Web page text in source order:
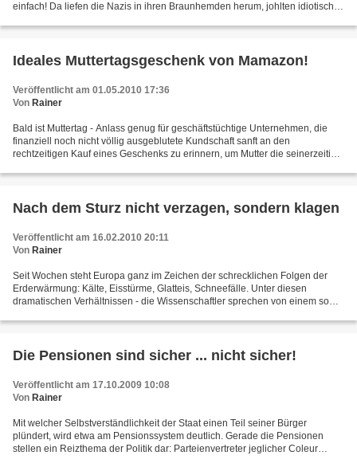
einfach! Da liefen die Nazis in ihren Braunhemden herum, johlten idiotische
Ideales Muttertagsgeschenk von Mamazon!
Veröffentlicht am 01.05.2010 17:36
Von Rainer
Bald ist Muttertag - Anlass genug für geschäftstüchtige Unternehmen, die
finanziell noch nicht völlig ausgeblutete Kundschaft sanft an den
rechtzeitigen Kauf eines Geschenks zu erinnern, um Mutter die seinerzeitige
Nach dem Sturz nicht verzagen, sondern klagen
Veröffentlicht am 16.02.2010 20:11
Von Rainer
Seit Wochen steht Europa ganz im Zeichen der schrecklichen Folgen der
Erderwärmung: Kälte, Eisstürme, Glatteis, Schneefälle. Unter diesen
dramatischen Verhältnissen - die Wissenschaftler sprechen von einem so
Die Pensionen sind sicher ... nicht sicher!
Veröffentlicht am 17.10.2009 10:08
Von Rainer
Mit welcher Selbstverständlichkeit der Staat einen Teil seiner Bürger
plündert, wird etwa am Pensionssystem deutlich. Gerade die Pensionen
stellen ein Reizthema der Politik dar: Parteienvertreter jeglicher Coleur